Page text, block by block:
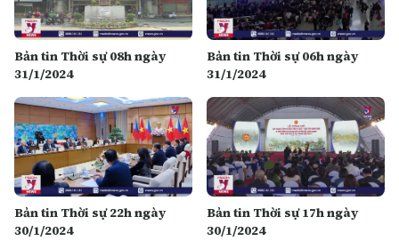
Bản tin Thời sự 08h ngày
31/1/2024
Bản tin Thời sự 06h ngày
31/1/2024
Bản tin Thời sự 22h ngày
30/1/2024
Bản tin Thời sự 17h ngày
30/1/2024